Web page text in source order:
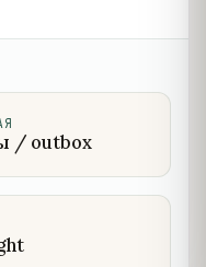
/ outbox